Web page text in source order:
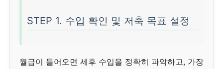
STEP 1. 수입 확인 및 저축 목표 설정
월급이 들어오면 세후 수입을 정확히 파악하고, 가장